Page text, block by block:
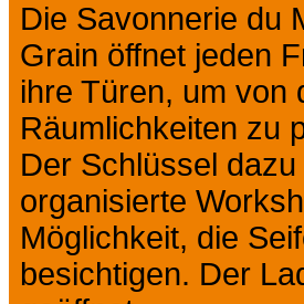
Die Savonnerie du
Grain öffnet jeden
ihre Türen, um von
Räumlichkeiten zu
Der Schlüssel dazu
organisierte
Möglichkeit, die
besichtigen. Der